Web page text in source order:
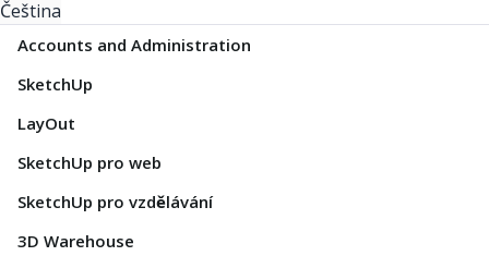
Čeština
Accounts and Administration
SketchUp
LayOut
SketchUp pro web
SketchUp pro vzdělávání
3D Warehouse